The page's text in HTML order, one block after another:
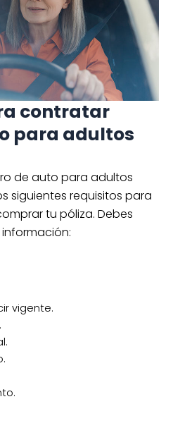
contratar
para adultos
de auto para adultos
siguientes requisitos para
tu póliza. Debes
vigente.